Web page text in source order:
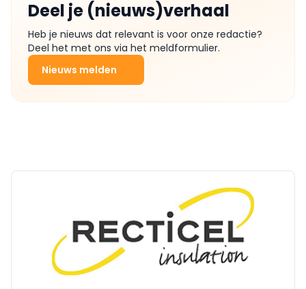
Deel je (nieuws)verhaal
Heb je nieuws dat relevant is voor onze redactie?
Deel het met ons via het meldformulier.
Nieuws melden